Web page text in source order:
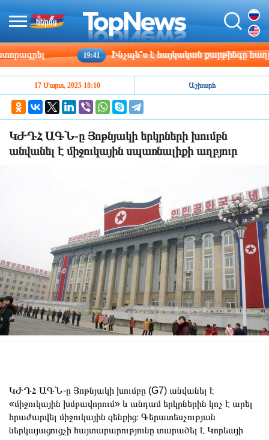
19:41 Ինչպե՞ս է հայկական քարթինգը
17 Մարտ, 2025 18:10 Աշխարհ
ԿԺԴՀ ԱԳՆ-ը Յոթնյակի երկրների խումբն
անվանել է միջուկային սպառնալիքի աղբյուր
ԿԺԴՀ ԱԳՆ-ը Յոթնյակի խումբը (G7) անվանել է
«միջուկային խմբավորում» և անդամ երկրներին կոչ է արել
հրաժարվել միջուկային զենքից։ Գերատեսչության
ներկայացուցչի հայտարարությունը տարածել է Կորեայի